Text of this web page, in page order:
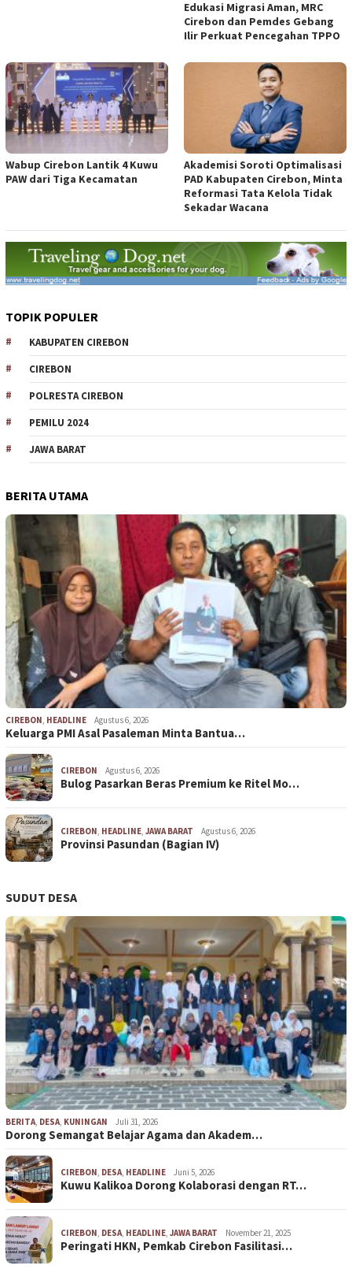
Edukasi Migrasi Aman, MRC
Cirebon dan Pemdes Gebang
Ilir Perkuat Pencegahan TPPO
Wabup Cirebon Lantik 4 Kuwu
PAW dari Tiga Kecamatan
Akademisi Soroti Optimalisasi
PAD Kabupaten Cirebon, Minta
Reformasi Tata Kelola Tidak
Sekadar Wacana
TOPIK POPULER
KABUPATEN CIREBON
CIREBON
POLRESTA CIREBON
PEMILU 2024
JAWA BARAT
BERITA UTAMA
CIREBON, HEADLINE Agustus 6, 2026
Keluarga PMI Asal Pasaleman Minta Bantua…
CIREBON Agustus 6, 2026
Bulog Pasarkan Beras Premium ke Ritel Mo…
CIREBON, HEADLINE, JAWA BARAT Agustus 6, 2026
Provinsi Pasundan (Bagian IV)
SUDUT DESA
BERITA, DESA, KUNINGAN Juli 31, 2026
Dorong Semangat Belajar Agama dan Akadem…
CIREBON, DESA, HEADLINE Juni 5, 2026
Kuwu Kalikoa Dorong Kolaborasi dengan RT…
CIREBON, DESA, HEADLINE, JAWA BARAT November 21, 2025
Peringati HKN, Pemkab Cirebon Fasilitasi…